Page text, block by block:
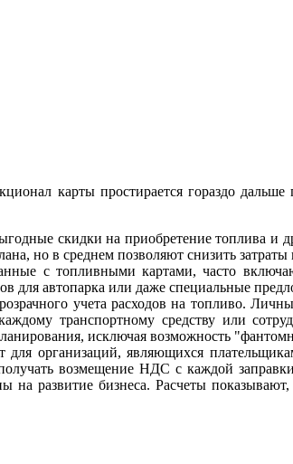
карты простирается гораздо
скидки на приобретение топлива и
но в среднем позволяют снизить затраты
с топливными картами, часто
для автопарка или даже специальные
учета расходов на топливо.
транспортному средству или
исключая возможность
организаций, являющихся
возмещение НДС с каждой
на развитие бизнеса. Расчеты